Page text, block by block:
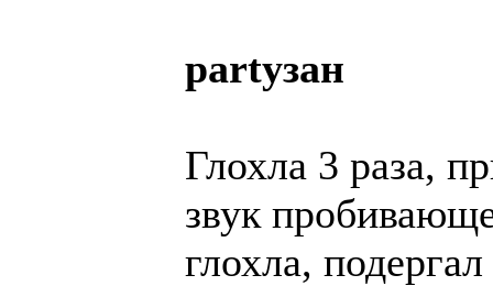
partyзан
Глохла 3 раза,
звук
глохла,